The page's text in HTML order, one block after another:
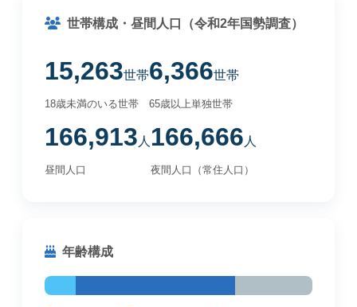
世帯構成・昼間人口（令和2年国勢調査）
15,263世帯
18歳未満のいる世帯
6,366世帯
65歳以上単独世帯
166,913 人
昼間人口
166,666 人
夜間人口（常住人口）
年齢構成